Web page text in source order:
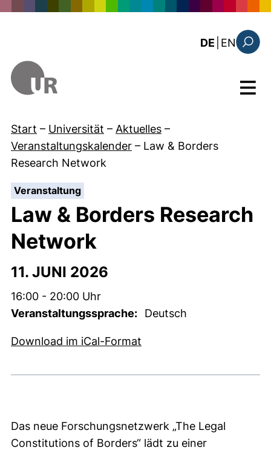
DE EN: the
Menü
Start – Universität – Aktuelles –
Veranstaltungskalender – Law & Borders
Research Network
Veranstaltung:
Law & Borders Research
Network
11. JUNI 2026
Zeit:
16:00 - 20:00 Uhr
Veranstaltungssprache:
Deutsch
Download im iCal-Format
Das neue Forschungsnetzwerk „The Legal
Constitutions of Borders“ lädt zu einer